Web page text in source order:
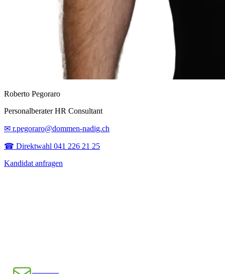
Roberto Pegoraro
Personalberater HR Consultant
✉ r.pegoraro@dommen-nadig.ch
☎ Direktwahl 041 226 21 25
Kandidat anfragen